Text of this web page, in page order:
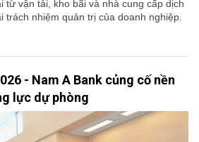
từ vận tải, kho bãi và nhà cung cấp dịch
trách nhiệm quản trị của doanh nghiệp.
- Nam A Bank củng cố nền
lực dự phòng